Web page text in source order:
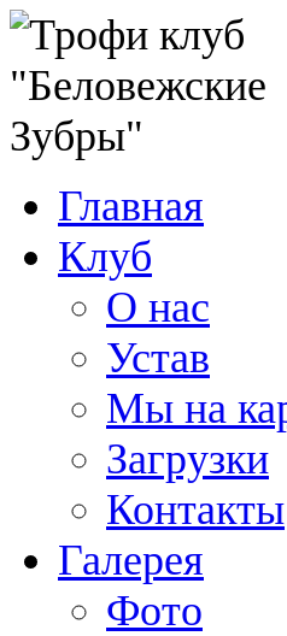
Главная
Клуб
О нас
Устав
Мы на
Загрузки
Контакты
Галерея
Фото